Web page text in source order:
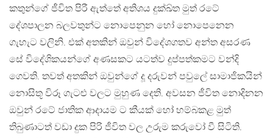
කතුන්ගේ ජීවිත පිරී ඇත්තේ අතිශය දුක්ඛ්ත මුත් රටේ
දේශපාලන බලවතුන්ට නොපෙනුන හෝ නොපෙනෙන
ගැහැට වලිනි. එක් අතකින් ඔවුන් විදේශගතව අන්ත අසරණ
සේ විදේශිකයන්ගේ අණසකට යටත්ව දුප්පත්කමට වන්දි
ගෙවති. තවත් අතකින් ඔවුන්ගේ දූ දරුවන් පවුලේ සාමාජිකයින්
නොසිතූ විරූ ගැටළු වලට මුහුණ දෙති. අවසන ජීවිත නොදිනන
ඔවුන් රටේ ජාතික ආදායම ට කීයක් හෝ හම්බකළ මුත්
තිබුණාටත් වඩා දුක පිරි ජීවිත වල උරුම කරුවෝ වී සිටිති.